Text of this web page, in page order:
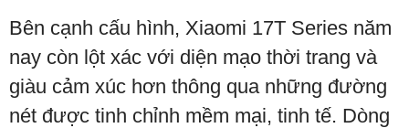
Bên cạnh cấu hình, Xiaomi 17T Series năm
nay còn lột xác với diện mạo thời trang và
giàu cảm xúc hơn thông qua những đường
nét được tinh chỉnh mềm mại, tinh tế. Dòng